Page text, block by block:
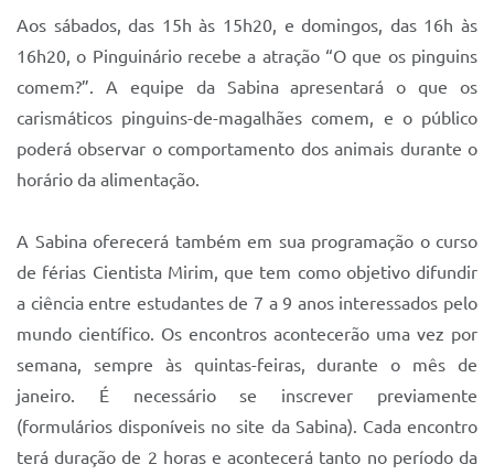
Aos sábados, das 15h às 15h20, e domingos, das 16h às
16h20, o Pinguinário recebe a atração “O que os pinguins
comem?”. A equipe da Sabina apresentará o que os
carismáticos pinguins-de-magalhães comem, e o público
poderá observar o comportamento dos animais durante o
horário da alimentação.
A Sabina oferecerá também em sua programação o curso
de férias Cientista Mirim, que tem como objetivo difundir
a ciência entre estudantes de 7 a 9 anos interessados pelo
mundo científico. Os encontros acontecerão uma vez por
semana, sempre às quintas-feiras, durante o mês de
janeiro. É necessário se inscrever previamente
(formulários disponíveis no site da Sabina). Cada encontro
terá duração de 2 horas e acontecerá tanto no período da